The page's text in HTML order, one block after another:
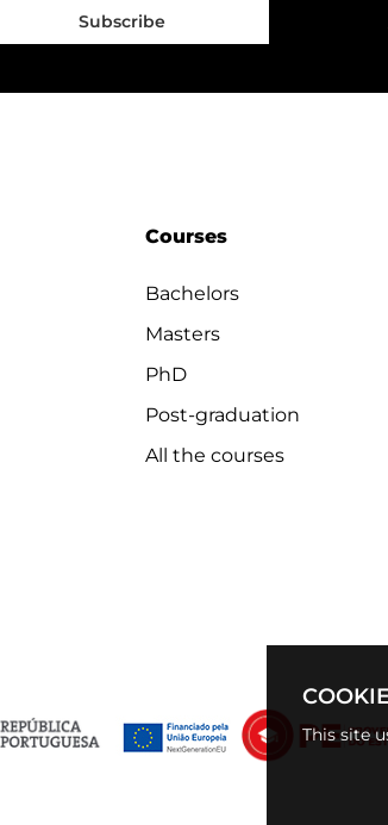
This site
Subscribe
Courses
Bachelors
Masters
PhD
Post-graduation
All the courses